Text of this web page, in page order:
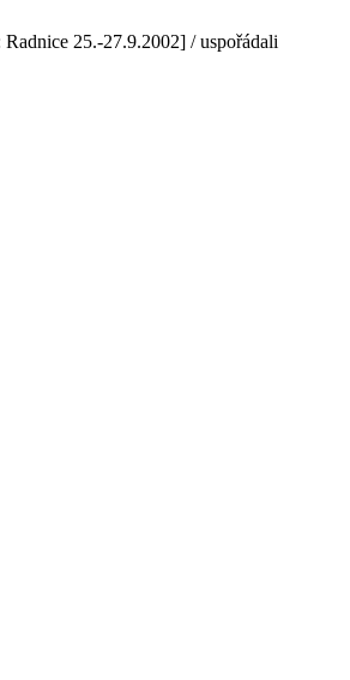
Radnice 25.-27.9.2002] / uspořádali